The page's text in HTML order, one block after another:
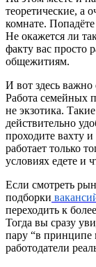
теоретические, а
комнате.
Не окажется ли
факту вас просто
общежитиям.
И вот здесь важно
Работа семейных
не экзотика.
действительно
проходите вахту
работает только
условиях едете и
Если смотреть
подборки
переходить к
Тогда вы сразу
пару “в принципе
работодатели